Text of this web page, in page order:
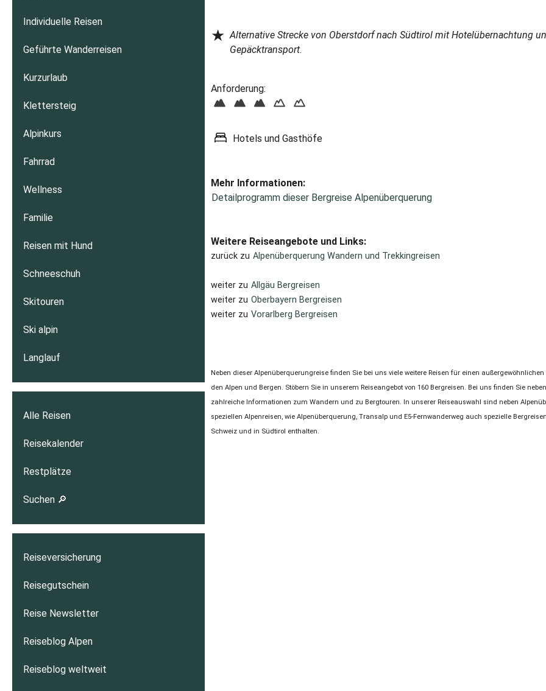
★ Alternative Strecke von Oberstdorf nach Südtirol mit Hotelübernachtung
Gepäcktransport.
Anforderung:
Hotels und Gasthöfe
Mehr Informationen:
Detailprogramm dieser Bergreise Alpenüberquerung
Weitere Reiseangebote und Links:
zurück zu Alpenüberquerung Wandern und Trekkingreisen
weiter zu Allgäu Bergreisen
weiter zu Oberbayern Bergreisen
weiter zu Vorarlberg Bergreisen
Neben dieser Alpenüberquerungreise finden Sie bei uns viele weitere Reisen für einen
den Alpen und Bergen. Stöbern Sie in unserem Reiseangebot von 160 Bergreisen. Bei uns finden Sie
zahlreiche Informationen zum Wandern und zu Bergtouren. In unserer Reiseauswahl sind neben
speziellen Alpenreisen, wie Alpenüberquerung, Transalp und E5-Fernwanderweg auch spezielle
Schweiz und in Südtirol enthalten.
Individuelle Reisen
Geführte Wanderreisen
Kurzurlaub
Klettersteig
Alpinkurs
Fahrrad
Wellness
Familie
Reisen mit Hund
Schneeschuh
Skitouren
Ski alpin
Langlauf
Alle Reisen
Reisekalender
Restplätze
Suchen 🔎
Reiseversicherung
Reisegutschein
Reise Newsletter
Reiseblog Alpen
Reiseblog weltweit